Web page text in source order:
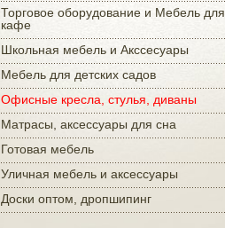
Торговое оборудование и Мебель для
кафе
Школьная мебель и Акссесуары
Мебель для детских садов
Офисные кресла, стулья, диваны
Матраcы, аксессуары для сна
Готовая мебель
Уличная мебель и аксессуары
Доски оптом, дропшипинг